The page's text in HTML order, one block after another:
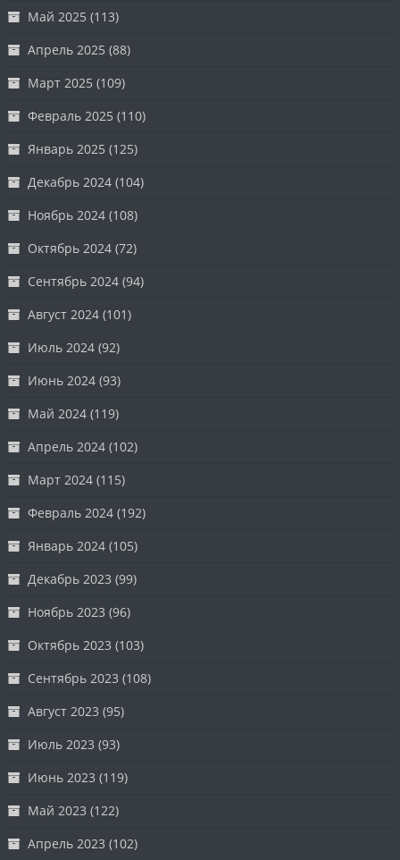
Май 2025 (113)
Апрель 2025 (88)
Март 2025 (109)
Февраль 2025 (110)
Январь 2025 (125)
Декабрь 2024 (104)
Ноябрь 2024 (108)
Октябрь 2024 (72)
Сентябрь 2024 (94)
Август 2024 (101)
Июль 2024 (92)
Июнь 2024 (93)
Май 2024 (119)
Апрель 2024 (102)
Март 2024 (115)
Февраль 2024 (192)
Январь 2024 (105)
Декабрь 2023 (99)
Ноябрь 2023 (96)
Октябрь 2023 (103)
Сентябрь 2023 (108)
Август 2023 (95)
Июль 2023 (93)
Июнь 2023 (119)
Май 2023 (122)
Апрель 2023 (102)